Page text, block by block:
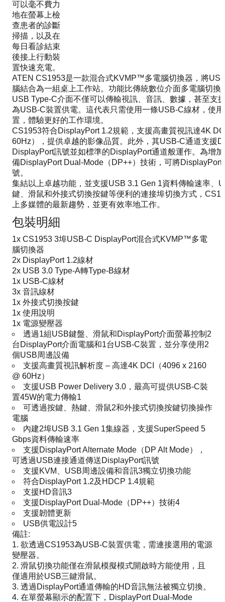
可以毫不費力
地在螢幕上檢
查患者的診斷
掃描，以及在
每日看診結束
後接上行動裝
置快速充電。
ATEN CS1953是一款混合式KVMP™多電腦切換器，將
腦結合為一組桌上工作站。功能比傳統數位介面多電腦切換
USB Type-C介面不僅可以傳輸視訊、音訊、數據，甚至支
為USB-C裝置供電。這代表只需使用一條USB-C線材，使
置，體驗更好的工作環境。
CS1953符合DisplayPort 1.2規範，支援高畫質視訊達4K
60Hz），提供卓越的影像品質。此外，其USB-C通道支援
DisplayPort訊號並如標準的DisplayPort通道般運作。為增
備DisplayPort Dual-Mode（DP++）技術，可將
號。
集結以上卓越功能，並支援USB 3.1 Gen 1資料傳輸速率、
鍵、滑鼠和外接式切換按鍵等便利的連接埠切換方式，
上多媒體的最新趨勢，並更有效率地工作。
包裝明細
1x CS1953 3埠USB-C DisplayPort混合式KVMP™多電
腦切換器
2x DisplayPort 1.2線材
2x USB 3.0 Type-A轉Type-B線材
1x USB-C線材
3x 音訊線材
1x 外接式切換按鍵
1x 使用說明
1x 電源變壓器
透過1組USB鍵盤、滑鼠和DisplayPort介面螢幕控制2
台DisplayPort介面電腦和1台USB-C裝置，並分享使用2
個USB周邊設備
支援高畫質視訊解析度 – 高達4K DCI（4096 x 2160
@ 60Hz）
支援USB Power Delivery 3.0，最高可提供USB-C裝
置45W的電力傳輸1
可透過按鍵、熱鍵、滑鼠2和外接式切換按鍵切換操作
電腦
內建2埠USB 3.1 Gen 1集線器，支援SuperSpeed 5
Gbps資料傳輸速率
支援DisplayPort Alternate Mode（DP Alt Mode），
可透過USB連接通道傳送DisplayPort訊號
支援KVM、USB周邊設備和音訊3獨立切換功能
符合DisplayPort 1.2及HDCP 1.4規範
支援HD音訊3
支援DisplayPort Dual-Mode（DP++）技術4
支援韌體更新
USB供電設計5
備註:
欲透過CS1953為USB-C裝置供電，需連接選用的電源
變壓器。
滑鼠切換功能僅在滑鼠模擬模式開啟時方能使用，且
僅適用於USB三鍵滑鼠。
透過DisplayPort通道傳輸的HD音訊無法被獨立切換。
在單螢幕顯示的配置下，DisplayPort Dual-Mode